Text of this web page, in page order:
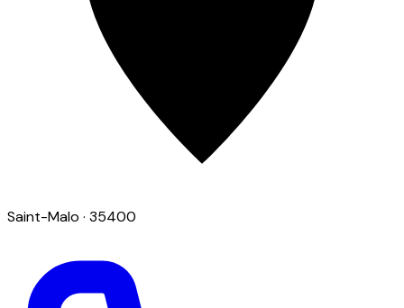
Saint-Malo · 35400